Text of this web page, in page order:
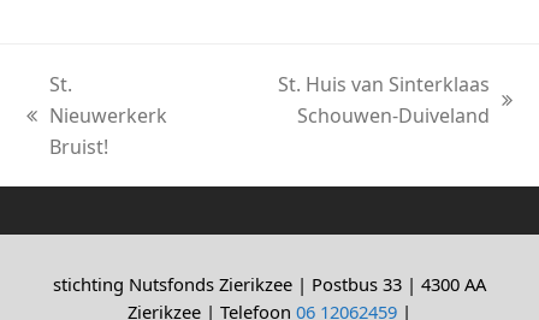
previous
post:
St.
Nieuwerkerk
Bruist!
St. Huis van Sinterklaas
Schouwen-Duiveland
stichting Nutsfonds Zierikzee | Postbus 33 | 4300 AA
Zierikzee | Telefoon 06 12062459 |